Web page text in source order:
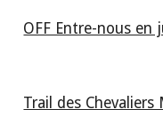
OFF Entre-nous en
Trail des Chevaliers